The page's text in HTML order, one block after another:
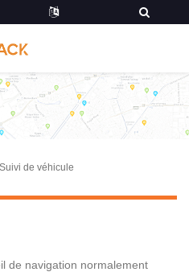
Suivi de véhicule
de navigation normalement